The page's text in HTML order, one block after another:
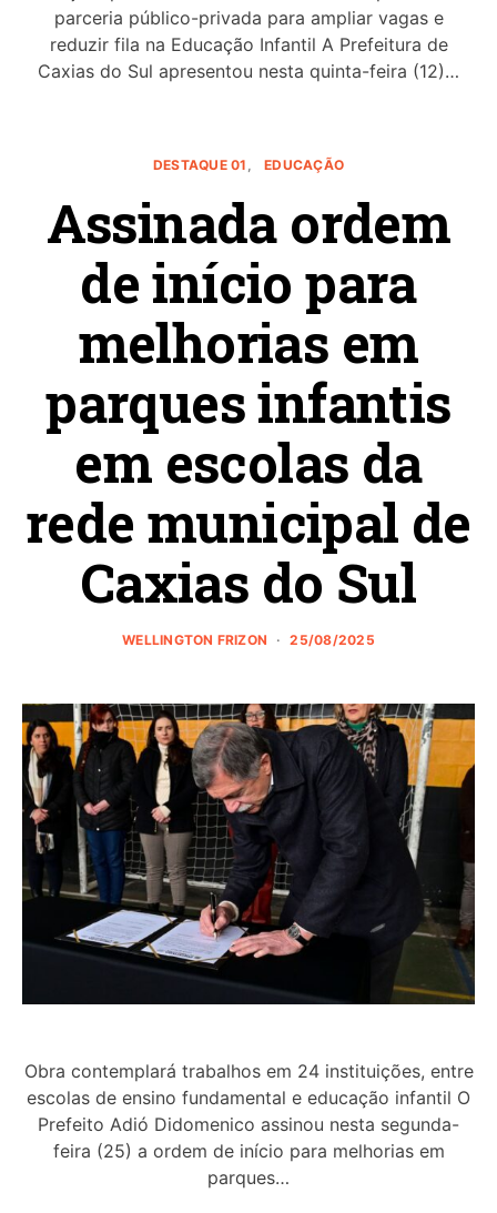
parceria público-privada para ampliar vagas e
reduzir fila na Educação Infantil A Prefeitura de
Caxias do Sul apresentou nesta quinta-feira (12)…
DESTAQUE 01 EDUCAÇÃO
Assinada ordem
de início para
melhorias em
parques infantis
em escolas da
rede municipal de
Caxias do Sul
WELLINGTON FRIZON 25/08/2025
Obra contemplará trabalhos em 24 instituições, entre
escolas de ensino fundamental e educação infantil O
Prefeito Adió Didomenico assinou nesta segunda-
feira (25) a ordem de início para melhorias em
parques…